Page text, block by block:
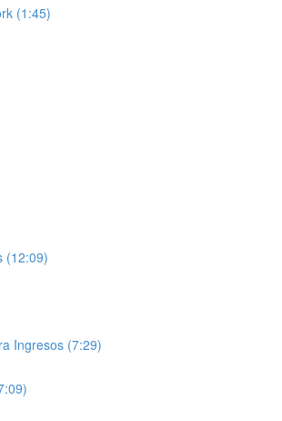
(1:45)
(12:09)
Ingresos (7:29)